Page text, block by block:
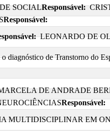
SOCIALResponsável:
Responsável:
LEONARDO DE
diagnóstico de Transtorno do
DE ANDRADE
Responsável:
MULTIDISCIPLINAR EM